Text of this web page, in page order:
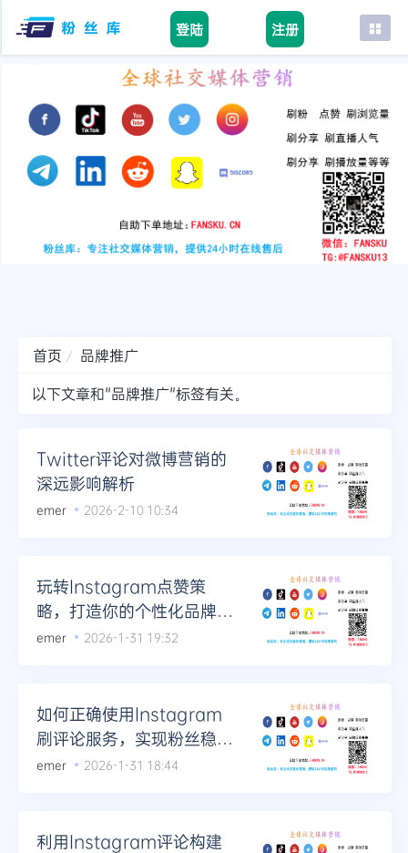
登陆 注册
首页
tiktok
youtube
instagram
首页
品牌推广
以下文章和"品牌推广"标签有关。
Twitter评论对微博营销的
深远影响解析
emer 2026-2-10 10:34
玩转Instagram点赞策
略，打造你的个性化品牌魅
力
emer 2026-1-31 19:32
如何正确使用Instagram
刷评论服务，实现粉丝稳步
增长
emer 2026-1-31 18:44
利用Instagram评论构建